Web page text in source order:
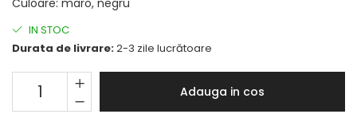
Culoare: maro, negru
IN STOC
Durata de livrare:2-3 zile lucrătoare
Adauga in cos